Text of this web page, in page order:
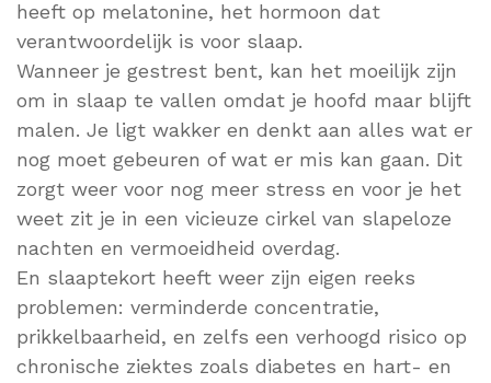
heeft op melatonine, het hormoon dat
verantwoordelijk is voor slaap.
Wanneer je gestrest bent, kan het moeilijk zijn
om in slaap te vallen omdat je hoofd maar blijft
malen. Je ligt wakker en denkt aan alles wat er
nog moet gebeuren of wat er mis kan gaan. Dit
zorgt weer voor nog meer stress en voor je het
weet zit je in een vicieuze cirkel van slapeloze
nachten en vermoeidheid overdag.
En slaaptekort heeft weer zijn eigen reeks
problemen: verminderde concentratie,
prikkelbaarheid, en zelfs een verhoogd risico op
chronische ziektes zoals diabetes en hart- en